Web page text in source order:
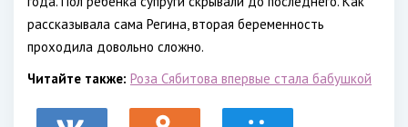
рассказывала сама Регина, вторая беременность
проходила довольно сложно.
Читайте также: Роза Сябитова впервые стала бабушкой